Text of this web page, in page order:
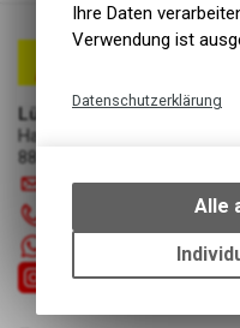
Lüscher Motor- & Bike
Hauptstrasse 29a
8867 Niederurnen
info@luscherag.ch
Ihre Daten
Verwendung ist
Datenschutzerklärung
um
Alle